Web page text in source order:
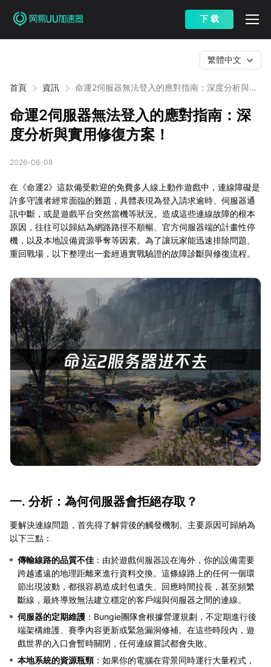
下 载
首頁 資訊
命運2伺服器無法登入的應對指南：深度分析與實
繁體中文
命運2伺服器無法登入的應對指南：深
度分析與實用修復方案！
2026-06-08
在《命運2》這款備受歡迎的免費多人線上動作遊戲中，連線障礙是
許多守護者經常面臨的難題，具體表現為登入請求逾時、伺服器通
訊中斷，或是遊戲平台突然當機等狀況。造成這些連線故障的根本
原因，往往可以歸結為網路路徑不順暢、官方伺服器端的計畫性停
機，以及本地設備資源爭奪等因素。為了讓玩家能迅速排除問題、
重回戰場，以下整理出一套經過實戰驗證的故障診斷與修復流程。
一. 分析：為何伺服器會拒絕存取？
要解決連線問題，首先得了解背後的觸發機制。主要原因可歸納為
以下三點：
傳輸線路的品質不佳 ：由於遊戲伺服器設在海外，你的設備需要
跨越遙遠的地理距離來進行資料交換。這條線路上的任何一個環
節出現波動，都很容易造成封包遺失、回應時間拉長，甚至頻繁
斷線，最終導致無法建立穩定的客戶端與伺服器之間的連線。
伺服器的定期維護 ：Bungie團隊會根據營運規劃，不定期進行後
端架構維護、賽季內容更新或緊急漏洞修補。在這些時段內，遊
戲世界的入口會暫時關閉，任何連線嘗試都會失敗。
本地系統的資源瓶頸 ：如果你的電腦在背景同時運行大量程式，